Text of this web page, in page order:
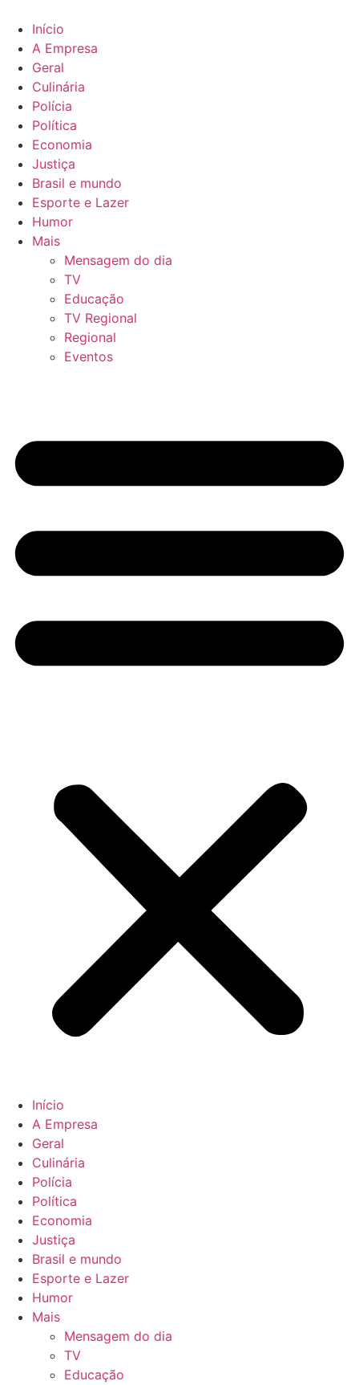
para
conteúdo
Início
A Empresa
Geral
Culinária
Polícia
Política
Economia
Justiça
Brasil e mundo
Esporte e Lazer
Humor
Mais
Mensagem do dia
TV
Educação
TV Regional
Regional
Eventos
Início
A Empresa
Geral
Culinária
Polícia
Política
Economia
Justiça
Brasil e mundo
Esporte e Lazer
Humor
Mais
Mensagem do dia
TV
Educação